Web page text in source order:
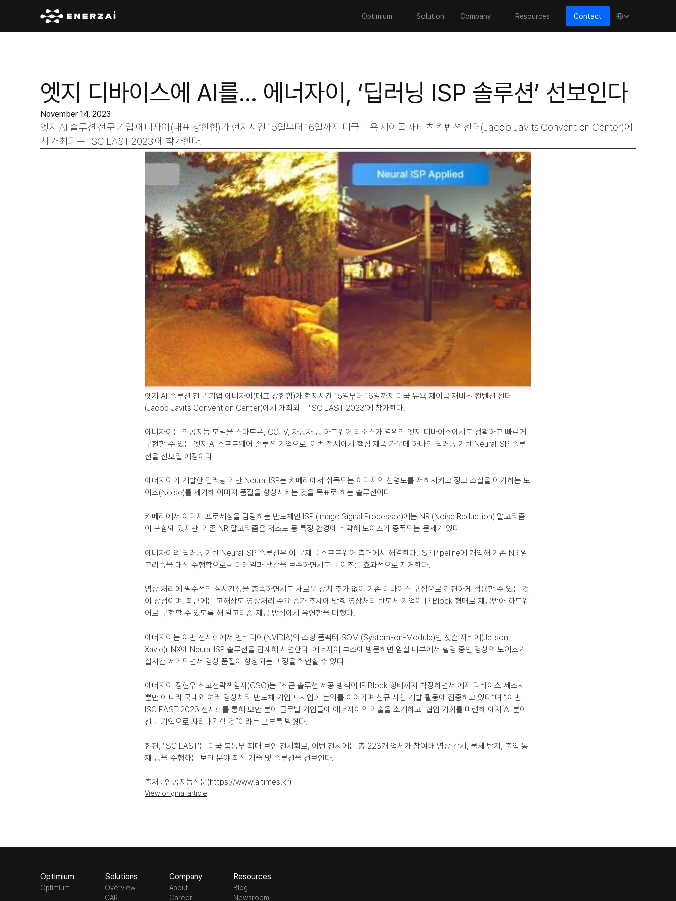
Optimium Solution Company Resources Contact
Select Language
엣지 디바이스에 AI를... 에너자이, ‘딥러닝 ISP 솔루션’ 선보인다
November 14, 2023
엣지 AI 솔루션 전문 기업 에너자이(대표 장한힘)가 현지시간 15일부터 16일까지 미국 뉴욕 제이콥 재비츠 컨벤션 센터(Jacob Javits Convention Center)에
서 개최되는 ‘ISC EAST 2023’에 참가한다.
엣지 AI 솔루션 전문 기업 에너자이(대표 장한힘)가 현지시간 15일부터 16일까지 미국 뉴욕 제이콥 재비츠 컨벤션 센터
(Jacob Javits Convention Center)에서 개최되는 ‘ISC EAST 2023’에 참가한다.
에너자이는 인공지능 모델을 스마트폰, CCTV, 자동차 등 하드웨어 리소스가 열위인 엣지 디바이스에서도 정확하고 빠르게
구현할 수 있는 엣지 AI 소프트웨어 솔루션 기업으로, 이번 전시에서 핵심 제품 가운데 하나인 딥러닝 기반 Neural ISP 솔루
션을 선보일 예정이다.
에너자이가 개발한 딥러닝 기반 Neural ISP는 카메라에서 취득되는 이미지의 선명도를 저하시키고 정보 소실을 야기하는 노
이즈(Noise)를 제거해 이미지 품질을 향상시키는 것을 목표로 하는 솔루션이다.
카메라에서 이미지 프로세싱을 담당하는 반도체인 ISP (Image Signal Processor)에는 NR (Noise Reduction) 알고리즘
이 포함돼 있지만, 기존 NR 알고리즘은 저조도 등 특정 환경에 취약해 노이즈가 증폭되는 문제가 있다.
에너자이의 딥러닝 기반 Neural ISP 솔루션은 이 문제를 소프트웨어 측면에서 해결한다. ISP Pipeline에 개입해 기존 NR 알
고리즘을 대신 수행함으로써 디테일과 색감을 보존하면서도 노이즈를 효과적으로 제거한다.
영상 처리에 필수적인 실시간성을 충족하면서도 새로운 장치 추가 없이 기존 디바이스 구성으로 간편하게 적용할 수 있는 것
이 장점이며, 최근에는 고해상도 영상처리 수요 증가 추세에 맞춰 영상처리 반도체 기업이 IP Block 형태로 제공받아 하드웨
어로 구현할 수 있도록 해 알고리즘 제공 방식에서 유연함을 더했다.
에너자이는 이번 전시회에서 엔비디아(NVIDIA)의 소형 폼팩터 SOM (System-on-Module)인 젯슨 자비에(Jetson
Xavie)r NX에 Neural ISP 솔루션을 탑재해 시연한다. 에너자이 부스에 방문하면 암실 내부에서 촬영 중인 영상의 노이즈가
실시간 제거되면서 영상 품질이 향상되는 과정을 확인할 수 있다.
에너자이 정현우 최고전략책임자(CSO)는 “최근 솔루션 제공 방식이 IP Block 형태까지 확장하면서 에지 디바이스 제조사
뿐만 아니라 국내외 여러 영상처리 반도체 기업과 사업화 논의를 이어가며 신규 사업 개발 활동에 집중하고 있다”며 “이번
ISC EAST 2023 전시회를 통해 보안 분야 글로벌 기업들에 에너자이의 기술을 소개하고, 협업 기회를 마련해 에지 AI 분야
선도 기업으로 자리매김할 것”이라는 포부를 밝혔다.
한편, ‘ISC EAST’는 미국 북동부 최대 보안 전시회로, 이번 전시에는 총 223개 업체가 참여해 영상 감시, 물체 탐지, 출입 통
제 등을 수행하는 보안 분야 최신 기술 및 솔루션을 선보인다.
출처 : 인공지능신문(https://www.aitimes.kr)
View original article
Optimium
Optimium
Solutions
Overview
CAR
Company
About
Career
Resources
Blog
Newsroom